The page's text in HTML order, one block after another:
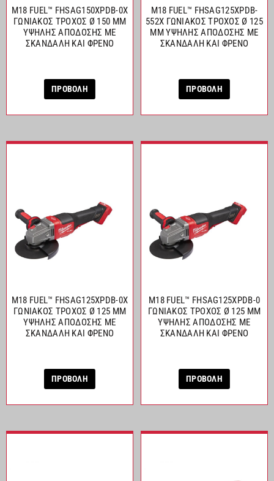
M18 FUEL™ FHSAG150XPDB-0X
ΓΩΝΙΑΚΟΣ ΤΡΟΧΟΣ Ø 150 MM
ΥΨΗΛΗΣ ΑΠΟΔΟΣΗΣ ΜΕ
ΣΚΑΝΔΑΛΗ ΚΑΙ ΦΡΕΝΟ
ΠΡΟΒΟΛΗ
M18 FUEL™ FHSAG125XPDB-
552X ΓΩΝΙΑΚΟΣ ΤΡΟΧΟΣ Ø 125
MM ΥΨΗΛΗΣ ΑΠΟΔΟΣΗΣ ΜΕ
ΣΚΑΝΔΑΛΗ ΚΑΙ ΦΡΕΝΟ
ΠΡΟΒΟΛΗ
M18 FUEL™ FHSAG125XPDB-0X
ΓΩΝΙΑΚΟΣ ΤΡΟΧΟΣ Ø 125 MM
ΥΨΗΛΗΣ ΑΠΟΔΟΣΗΣ ΜΕ
ΣΚΑΝΔΑΛΗ ΚΑΙ ΦΡΕΝΟ
ΠΡΟΒΟΛΗ
M18 FUEL™ FHSAG125XPDB-0
ΓΩΝΙΑΚΟΣ ΤΡΟΧΟΣ Ø 125 MM
ΥΨΗΛΗΣ ΑΠΟΔΟΣΗΣ ΜΕ
ΣΚΑΝΔΑΛΗ ΚΑΙ ΦΡΕΝΟ
ΠΡΟΒΟΛΗ